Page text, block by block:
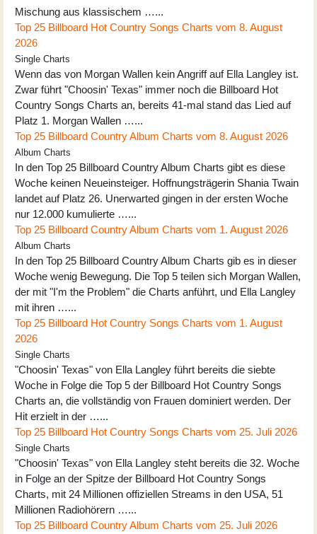
Mischung aus klassischem …...
Top 25 Billboard Hot Country Songs Charts vom 8. August
2026
Single Charts
Wenn das von Morgan Wallen kein Angriff auf Ella Langley ist.
Zwar führt "Choosin' Texas" immer noch die Billboard Hot
Country Songs Charts an, bereits 41-mal stand das Lied auf
Platz 1. Morgan Wallen …...
Top 25 Billboard Country Album Charts vom 8. August 2026
Album Charts
In den Top 25 Billboard Country Album Charts gibt es diese
Woche keinen Neueinsteiger. Hoffnungsträgerin Shania Twain
landet auf Platz 26. Unerwarted gingen in der ersten Woche
nur 12.000 kumulierte …...
Top 25 Billboard Country Album Charts vom 1. August 2026
Album Charts
In den Top 25 Billboard Country Album Charts gib es in dieser
Woche wenig Bewegung. Die Top 5 teilen sich Morgan Wallen,
der mit "I'm the Problem" die Charts anführt, und Ella Langley
mit ihren …...
Top 25 Billboard Hot Country Songs Charts vom 1. August
2026
Single Charts
"Choosin' Texas" von Ella Langley führt bereits die siebte
Woche in Folge die Top 5 der Billboard Hot Country Songs
Charts an, die vollständig von Frauen dominiert werden. Der
Hit erzielt in der …...
Top 25 Billboard Hot Country Songs Charts vom 25. Juli 2026
Single Charts
"Choosin' Texas" von Ella Langley steht bereits die 32. Woche
in Folge an der Spitze der Billboard Hot Country Songs
Charts, mit 24 Millionen offiziellen Streams in den USA, 51
Millionen Radiohörern …...
Top 25 Billboard Country Album Charts vom 25. Juli 2026